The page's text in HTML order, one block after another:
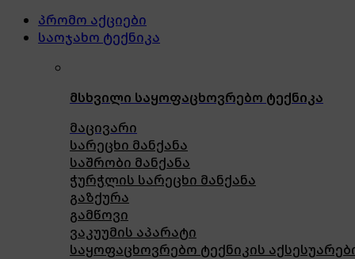
პრომო აქციები
საოჯახო ტექნიკა
მსხვილი საყოფაცხოვრებო ტექნიკა
მაცივარი
სარეცხი მანქანა
საშრობი მანქანა
ჭურჭლის სარეცხი მანქანა
გაზქურა
გამწოვი
ვაკუუმის აპარატი
საყოფაცხოვრებო ტექნიკის